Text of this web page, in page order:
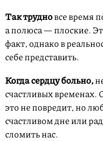
Так трудновсе время
а полюса — плоские.
факт, однако в
себе представить.
Когда сердцу больно,
счастливых
это не повредит, но
счастливом дне или
сломить нас.